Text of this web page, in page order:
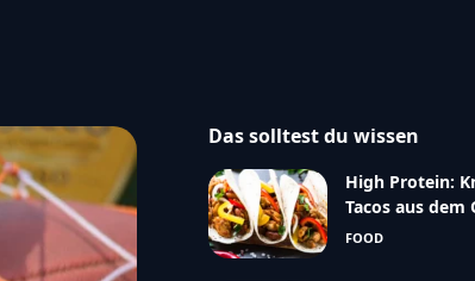
Das solltest du wissen
High Protein:
Tacos aus dem
FOOD